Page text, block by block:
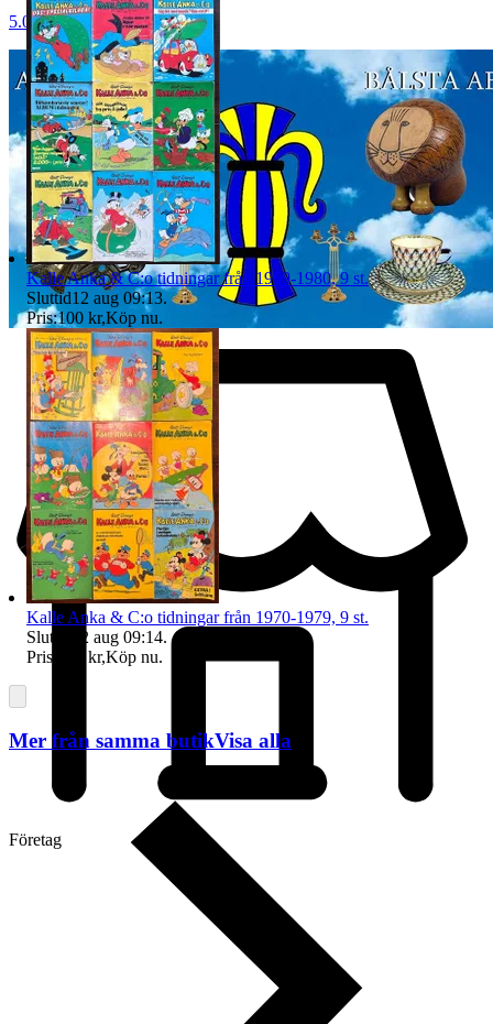
5.0
Företag
Kalle Anka & C:o tidningar från 1969-1980, 9 st.
Sluttid12 aug 09:13.
Pris:100 kr,Köp nu.
Kalle Anka & C:o tidningar från 1970-1979, 9 st.
Sluttid
12 aug 09:14.
Pris:
100 kr,Köp nu.
Mer från samma butikVisa alla